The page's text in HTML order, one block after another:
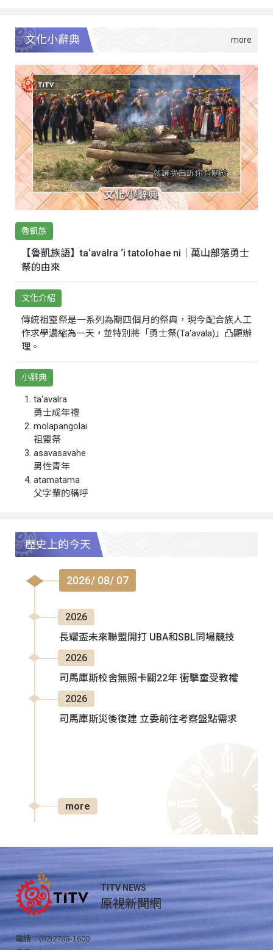
文化小辭典
魯凱族
【魯凱族語】ta‘avalra ‘i tatolohae ni｜萬山部落勇士
祭的由來
文化介紹
傳統祖靈祭是一系列為期四個月的祭典，現今配合族人工
作求學濃縮為一天，並特別將「勇士祭(Ta‘avala)」凸顯辦
理。
小辭典
ta‘avalra
勇士成年禮
molapangolai
祖靈祭
asavasavahe
男性青年
atamatama
父字輩的稱呼
歷史上的今天
2026/ 08/ 07
2026
長耀盃未來聯盟開打 UBA和SBL同場競技
2026
司馬庫斯校舍無照卡關22年 衝擊童受教權
2026
司馬庫斯災後復建 立委前往考察盤點需求
more
TITV NEWS
原視新聞網
電話：(02)2788-1600